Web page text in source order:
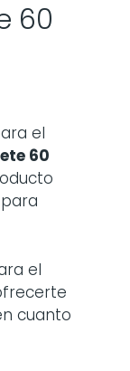
60
el
60
el
cuanto